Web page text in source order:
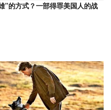
”的方式？一部得罪美国人的战